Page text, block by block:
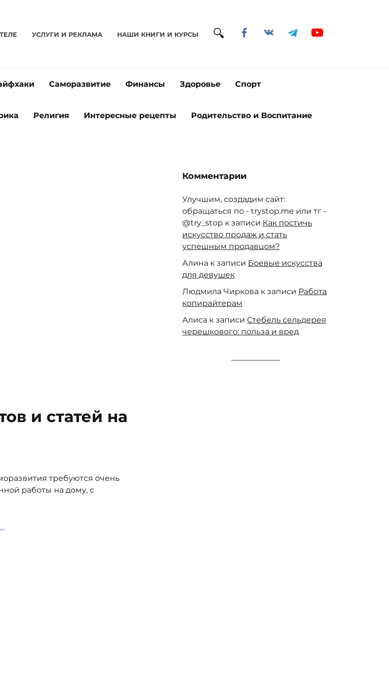
УСЛУГИ И РЕКЛАМА НАШИ КНИГИ И КУРСЫ
Саморазвитие Финансы Здоровье Спорт
Религия Интересные рецепты Родительство и Воспитание
и статей на
требуются очень
работы на дому, с
Комментарии
Улучшим, создадим сайт:
обращаться по - trystop.me или тг -
@try_stop к записи Как постичь
искусство продаж и стать
успешным продавцом?
Алина к записи Боевые искусства
для девушек
Людмила Чиркова к записи Работа
копирайтерам
Алиса к записи Стебель сельдерея
черешкового: польза и вред